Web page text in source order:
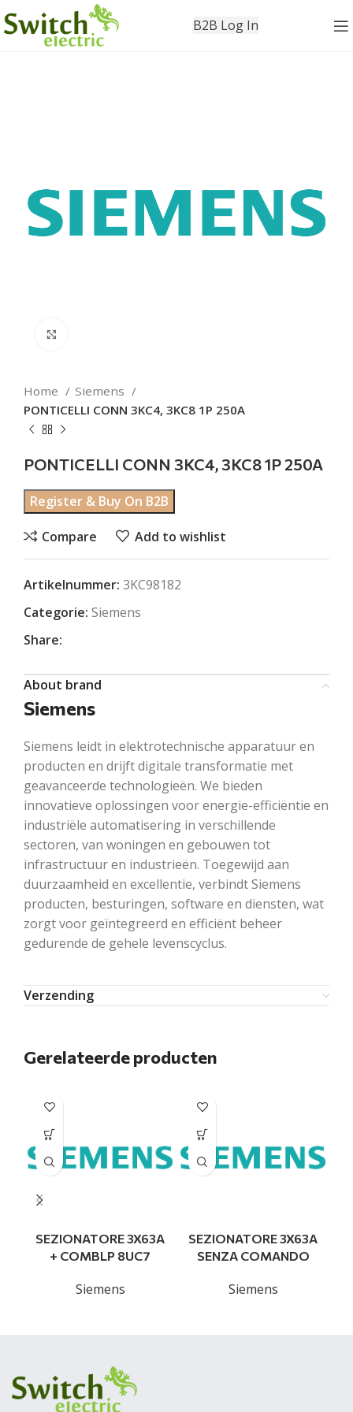
B2B Log In
Home
Siemens
PONTICELLI CONN 3KC4, 3KC8 1P 250A
PONTICELLI CONN 3KC4, 3KC8 1P 250A
Register & Buy On B2B
Compare Add to wishlist
Artikelnummer: 3KC98182
Categorie: Siemens
Share:
About brand
Siemens
Siemens leidt in elektrotechnische apparatuur en
producten en drijft digitale transformatie met
geavanceerde technologieën. We bieden
innovatieve oplossingen voor energie-efficiëntie en
industriële automatisering in verschillende
sectoren, van woningen en gebouwen tot
infrastructuur en industrieën. Toegewijd aan
duurzaamheid en excellentie, verbindt Siemens
producten, besturingen, software en diensten, wat
zorgt voor geïntegreerd en efficiënt beheer
gedurende de gehele levenscyclus.
Verzending
Gerelateerde producten
SEZIONATORE 3X63A
+ COMBLP 8UC7
Siemens
SEZIONATORE 3X63A
SENZA COMANDO
Siemens